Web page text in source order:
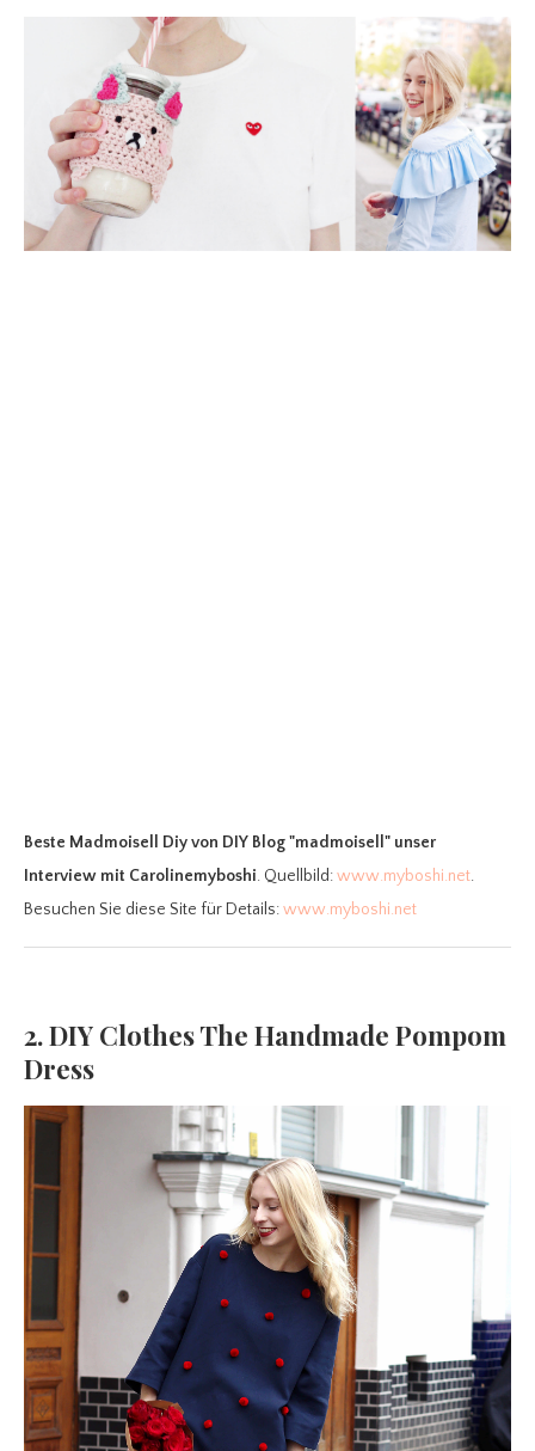
Beste Madmoisell Diyvon DIY Blog "madmoisell" unser
Interview mit Carolinemyboshi. Quellbild:www.myboshi.net.
Besuchen Sie diese Site für Details:www.myboshi.net
2. DIY Clothes The Handmade Pompom
Dress